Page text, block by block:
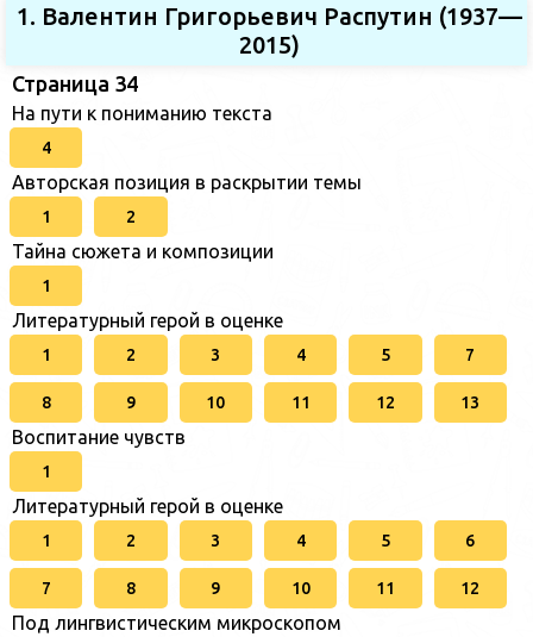
1. Валентин Григорьевич Распутин (1937—
2015)
Страница 34
На пути к пониманию текста
4
Авторская позиция в раскрытии темы
1 2
Тайна сюжета и композиции
1
Литературный герой в оценке
1 2 3 4 5 7
8 9 10 11 12 13
Воспитание чувств
1
Литературный герой в оценке
1 2 3 4 5 6
7 8 9 10 11 12
Под лингвистическим микроскопом